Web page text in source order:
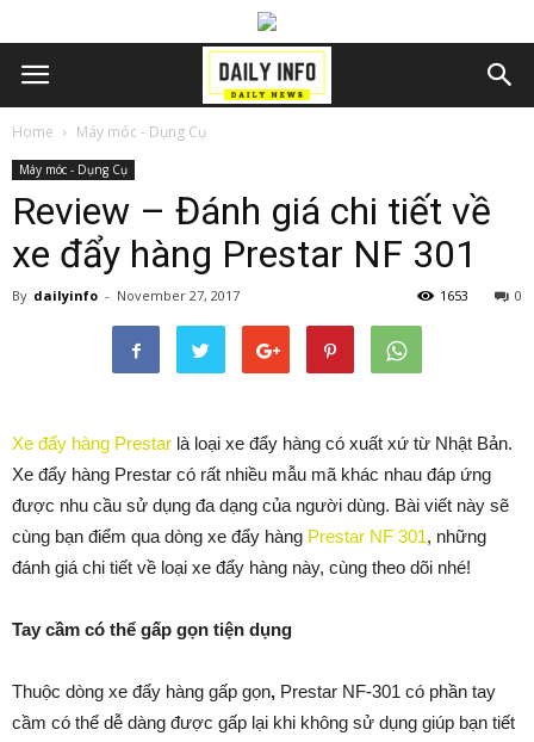
Home Máy móc - Dụng Cụ
Máy móc - Dụng Cụ
Review – Đánh giá chi tiết về
xe đẩy hàng Prestar NF 301
By dailyinfo - November 27, 2017 0
1653
Xe đẩy hàng Prestar là loại xe đẩy hàng có xuất xứ từ Nhật Bản.
Xe đẩy hàng Prestar có rất nhiều mẫu mã khác nhau đáp ứng
được nhu cầu sử dụng đa dạng của người dùng. Bài viết này sẽ
cùng bạn điểm qua dòng xe đẩy hàng Prestar NF 301, những
đánh giá chi tiết về loại xe đẩy hàng này, cùng theo dõi nhé!
Tay cầm có thể gấp gọn tiện dụng
Thuộc dòng xe đẩy hàng gấp gọn, Prestar NF-301 có phần tay
cầm có thể dễ dàng được gấp lại khi không sử dụng giúp bạn tiết